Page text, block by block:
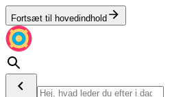
Fortsæt til hovedindhold